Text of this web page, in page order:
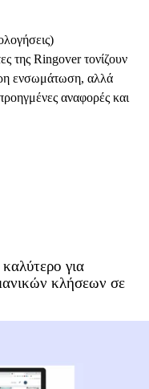
της Ringover τονίζουν
ενσωμάτωση, αλλά
αναφορές και
για
κλήσεων σε